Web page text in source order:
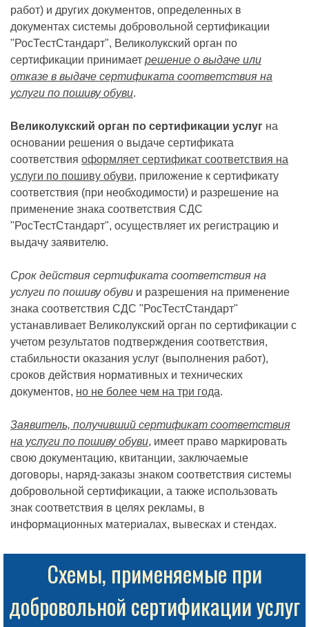
работ) и других документов, определенных в
документах системы добровольной сертификации
"РосТестСтандарт", Великолукский орган по
сертификации принимает решение о выдаче или
отказе в выдаче сертификата соответствия на
услуги по пошиву обуви.
Великолукский орган по сертификации услуг на
основании решения о выдаче сертификата
соответствия оформляет сертификат соответствия на
услуги по пошиву обуви, приложение к сертификату
соответствия (при необходимости) и разрешение на
применение знака соответствия СДС
"РосТестСтандарт", осуществляет их регистрацию и
выдачу заявителю.
Срок действия сертификата соответствия на
услуги по пошиву обуви и разрешения на применение
знака соответствия СДС "РосТестСтандарт"
устанавливает Великолукский орган по сертификации с
учетом результатов подтверждения соответствия,
стабильности оказания услуг (выполнения работ),
сроков действия нормативных и технических
документов, но не более чем на три года.
Заявитель, получивший сертификат соответствия
на услуги по пошиву обуви, имеет право маркировать
свою документацию, квитанции, заключаемые
договоры, наряд-заказы знаком соответствия системы
добровольной сертификации, а также использовать
знак соответствия в целях рекламы, в
информационных материалах, вывесках и стендах.
Схемы, применяемые при
добровольной сертификации услуг